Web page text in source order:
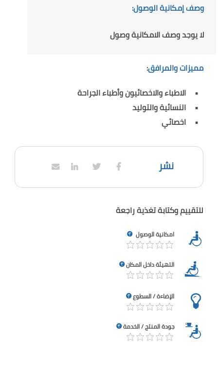
وصف إمكانية الوصول:
لا يوجد وصف الامكانية وصول
مميزات والمرافق:
الاطباء والاخصائيون وأطباء الجراحة
النسائية والتوليد
اخصائي
نشر
للتقييم وكتابة تغذية راجعة
امكانية الوصول
التهيئة داخل المكان
الإضاءة / السطوع
جودة المنتج / الخدمة